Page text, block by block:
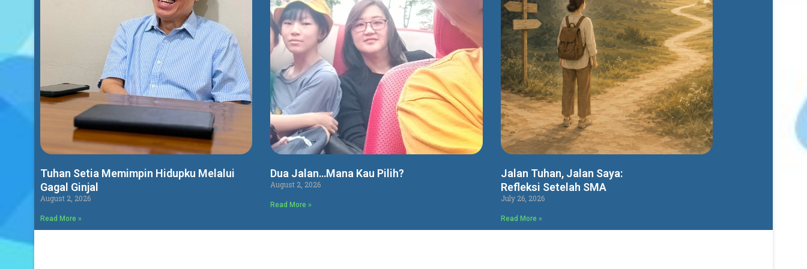
Tuhan Setia Memimpin Hidupku Melalui
Gagal Ginjal
August 2, 2026
Read More »
Dua Jalan…Mana Kau Pilih?
August 2, 2026
Read More »
Jalan Tuhan, Jalan Saya:
Refleksi Setelah SMA
July 26, 2026
Read More »